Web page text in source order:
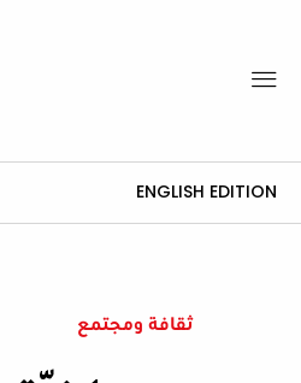
ENGLISH EDITION
ثقافة ومجتمع